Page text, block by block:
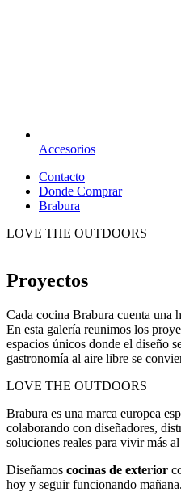
Accesorios
Contacto
Donde Comprar
Brabura
LOVE THE OUTDOORS
Proyectos
Cada cocina Brabura cuenta una
En esta galería reunimos los
espacios únicos donde el diseño
gastronomía al aire libre se
LOVE THE OUTDOORS
Brabura es una marca europea
colaborando con diseñadores,
soluciones reales para vivir más
Diseñamos cocinas de exterior
hoy y seguir funcionando mañana.